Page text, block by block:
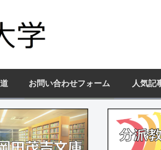
お問い合わせフォーム 人気記